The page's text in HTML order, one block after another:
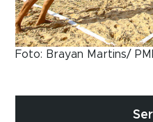
Foto: Brayan Martins/